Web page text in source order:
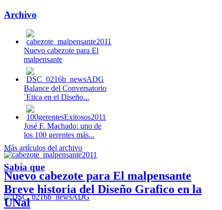
Archivo
Nuevo cabezote para El
malpensante
Balance del Conversatorio
¨Etica en el Diseño...
José F. Machado: uno de
los 100 gerentes más...
Nuevo cabezote para El malpensante
Más artículos del archivo
Sabía que
Breve historia del Diseño Grafico en la
UNal